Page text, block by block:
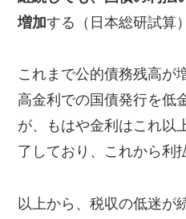
増加する（日本総研試算
これまで公的債務残高が
高金利での国債発行を低
が、もはや金利はこれ以
了しており、これから利
以上から、税収の低迷が